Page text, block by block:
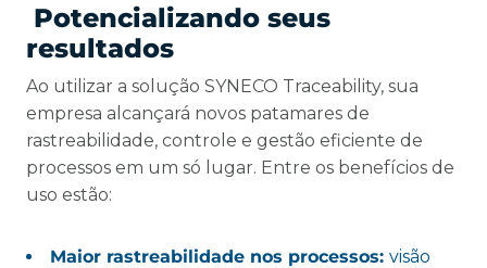
Potencializando seus
resultados
Ao utilizar a solução SYNECO Traceability, sua
empresa alcançará novos patamares de
rastreabilidade, controle e gestão eficiente de
processos em um só lugar. Entre os benefícios de
uso estão:
Maior rastreabilidade nos processos: visão